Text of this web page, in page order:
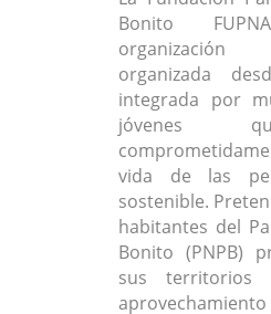
Bonito
organizada
integrada por
jóvenes
vida de las
sostenible.
habitantes del
Bonito (PNPB)
sus territorios